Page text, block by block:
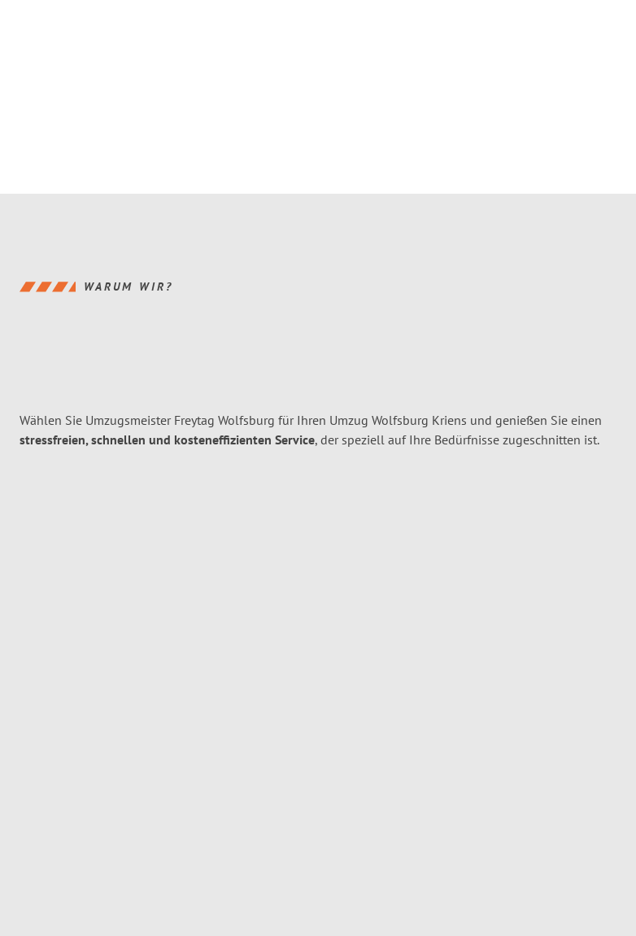
WARUM WIR?
Wählen Sie Umzugsmeister Freytag Wolfsburg für Ihren Umzug Wolfsburg Kriens und genießen Sie einen
stressfreien, schnellen und kosteneffizienten Service, der speziell auf Ihre Bedürfnisse zugeschnitten ist.